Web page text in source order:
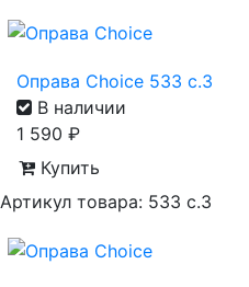
Оправа Choice 533 с.3
В наличии
1 590 ₽
Купить
Артикул товара: 533 с.3